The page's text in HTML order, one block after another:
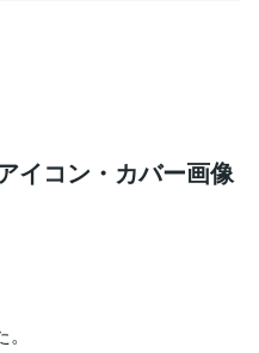
イコン・カバー画像